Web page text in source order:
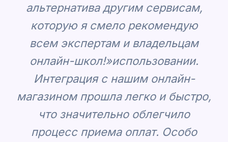
альтернатива другим сервисам,
которую я смело рекомендую
всем экспертам и владельцам
онлайн-школ!»использовании.
Интеграция с нашим онлайн-
магазином прошла легко и быстро,
что значительно облегчило
процесс приема оплат. Особо